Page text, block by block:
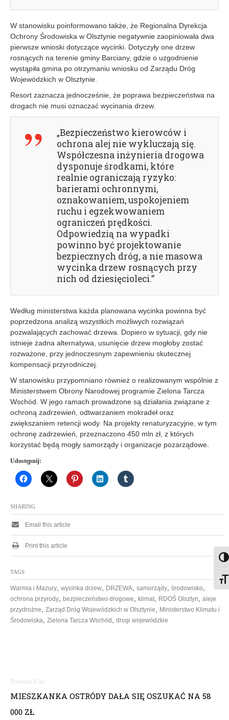
W stanowisku poinformowano także, że Regionalna Dyrekcja
Ochrony Środowiska w Olsztynie negatywnie zaopiniowała dwa
pierwsze wnioski dotyczące wycinki. Dotyczyły one drzew
rosnących na terenie gminy Barciany, gdzie o uzgodnienie
wystąpiła gmina po otrzymaniu wniosku od Zarządu Dróg
Wojewódzkich w Olsztynie.
Resort zaznacza jednocześnie, że poprawa bezpieczeństwa na
drogach nie musi oznaczać wycinania drzew.
„Bezpieczeństwo kierowców i
ochrona alej nie wykluczają się.
Współczesna inżynieria drogowa
dysponuje środkami, które
realnie ograniczają ryzyko:
barierami ochronnymi,
oznakowaniem, uspokojeniem
ruchu i egzekwowaniem
ograniczeń prędkości.
Odpowiedzią na wypadki
powinno być projektowanie
bezpiecznych dróg, a nie masowa
wycinka drzew rosnących przy
nich od dziesięcioleci.”
Według ministerstwa każda planowana wycinka powinna być
poprzedzona analizą wszystkich możliwych rozwiązań
pozwalających zachować drzewa. Dopiero w sytuacji, gdy nie
istnieje żadna alternatywa, usunięcie drzew mogłoby zostać
rozważone, przy jednoczesnym zapewnieniu skutecznej
kompensacji przyrodniczej.
W stanowisku przypomniano również o realizowanym wspólnie z
Ministerstwem Obrony Narodowej programie Zielona Tarcza
Wschód. W jego ramach prowadzone są działania związane z
ochroną zadrzewień, odtwarzaniem mokradeł oraz
zwiększaniem retencji wody. Na projekty renaturyzacyjne, w tym
ochronę zadrzewień, przeznaczono 450 mln zł, z których
korzystać będą mogły samorządy i organizacje pozarządowe.
Udostępnij:
SHARING
Email this article
Print this article
TAGS
Warmia i Mazury wycinka drzew DRZEWA samorządy środowisko
ochrona przyrody bezpieczeństwo drogowe klimat RDOŚ Olsztyn
aleje
przydrożne
Zarząd Dróg Wojewódzkich w Olsztynie
Ministerstwo Klimatu i
Środowiska Zielona Tarcza Wschód drogi wojewódzkie
N
a
MIESZKANKA OSTRÓDY DAŁA SIĘ OSZUKAĆ NA 58
000 ZŁ